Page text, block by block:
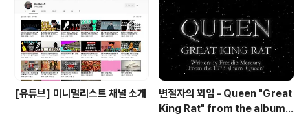
[유튜브] 미니멀리스트 채널 소개
변절자의 꾀임 - Queen "Great
King Rat" from the album